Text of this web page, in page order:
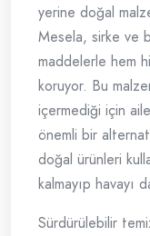
yerine doğal
Mesela, sirke ve
maddelerle hem
koruyor. Bu
içermediği için
önemli bir
doğal ürünleri
kalmayıp havayı
Sürdürülebilir